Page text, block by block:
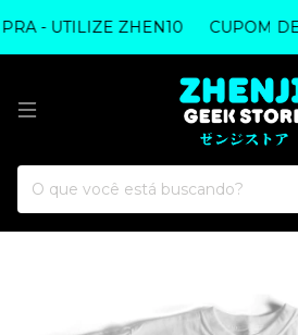
- UTILIZE ZHEN10 CUPOM DE